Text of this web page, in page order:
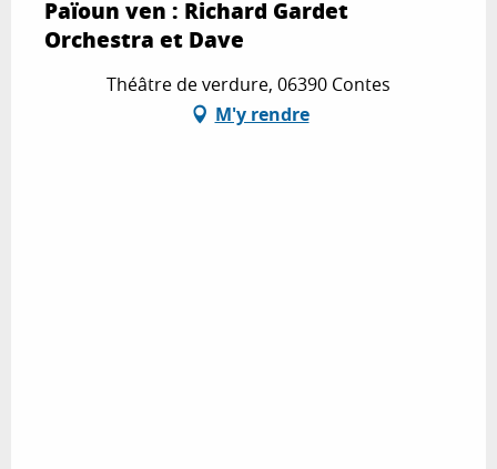
Païoun ven : Richard Gardet
Orchestra et Dave
Théâtre de verdure, 06390 Contes
M'y rendre